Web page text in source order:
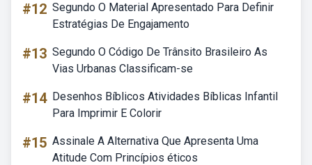
#12 Segundo O Material Apresentado Para Definir
Estratégias De Engajamento
#13 Segundo O Código De Trânsito Brasileiro As
Vias Urbanas Classificam-se
#14 Desenhos Bíblicos Atividades Bíblicas Infantil
Para Imprimir E Colorir
#15 Assinale A Alternativa Que Apresenta Uma
Atitude Com Princípios éticos